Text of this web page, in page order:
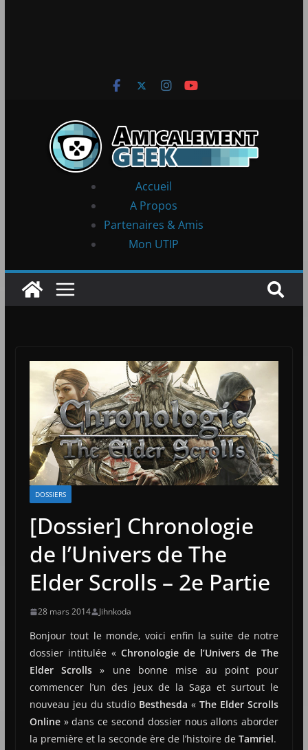
Accueil
A Propos
Partenaires & Amis
Mon UTIP
DOSSIERS
[Dossier] Chronologie
de l’Univers de The
Elder Scrolls – 2e Partie
28 mars 2014 Jihnkoda
Bonjour tout le monde, voici enfin la suite de notre
dossier intitulée « Chronologie de l’Univers de The
Elder Scrolls » une bonne mise au point pour
commencer l’un des jeux de la Saga et surtout le
nouveau jeu du studioBesthesda «The Elder Scrolls
Online» dans ce second dossier nous allons aborder
la première et la seconde ère de l’histoire de Tamriel.